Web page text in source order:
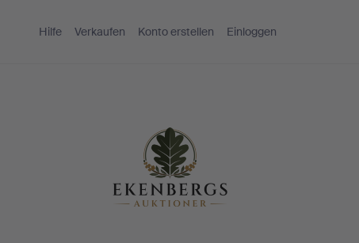
Hilfe Verkaufen Konto erstellen Einloggen